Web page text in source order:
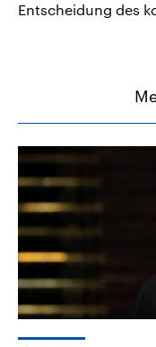
Entscheidung des